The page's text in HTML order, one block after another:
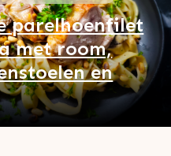
parelhoenfilet
met room,
en